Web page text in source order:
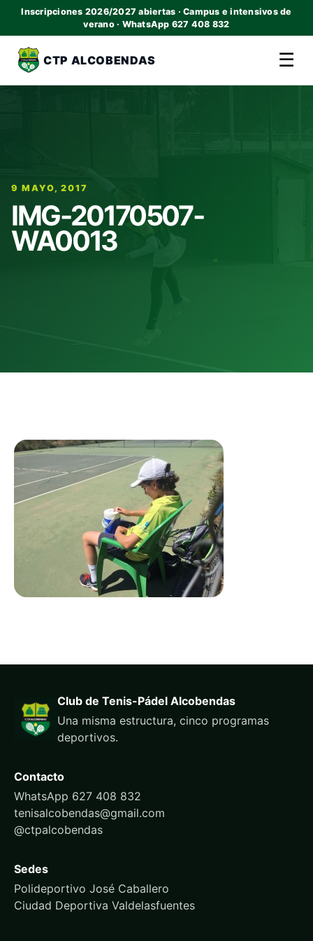
Inscripciones 2026/2027 abiertas · Campus e intensivos de
verano · WhatsApp 627 408 832
CTP ALCOBENDAS ☰
9 MAYO, 2017
IMG-20170507-
WA0013
Club de Tenis-Pádel Alcobendas
Una misma estructura, cinco programas
deportivos.
Contacto
WhatsApp 627 408 832
tenisalcobendas@gmail.com
@ctpalcobendas
Sedes
Polideportivo José Caballero
Ciudad Deportiva Valdelasfuentes